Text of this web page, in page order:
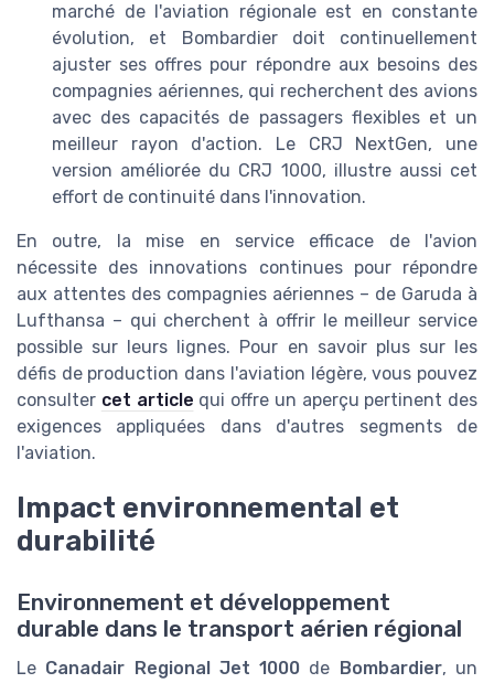
marché de l'aviation régionale est en constante
évolution, et Bombardier doit continuellement
ajuster ses offres pour répondre aux besoins des
compagnies aériennes, qui recherchent des avions
avec des capacités de passagers flexibles et un
meilleur rayon d'action. Le CRJ NextGen, une
version améliorée du CRJ 1000, illustre aussi cet
effort de continuité dans l'innovation.
En outre, la mise en service efficace de l'avion
nécessite des innovations continues pour répondre
aux attentes des compagnies aériennes – de Garuda à
Lufthansa – qui cherchent à offrir le meilleur service
possible sur leurs lignes. Pour en savoir plus sur les
défis de production dans l'aviation légère, vous pouvez
consulter cet article qui offre un aperçu pertinent des
exigences appliquées dans d'autres segments de
l'aviation.
Impact environnemental et
durabilité
Environnement et développement
durable dans le transport aérien régional
Le Canadair Regional Jet 1000 de Bombardier, un